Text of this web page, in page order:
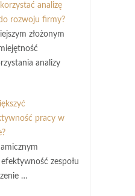
analizę
rozwoju firmy?
złożonym
analizy
pracy w
zespołu
…